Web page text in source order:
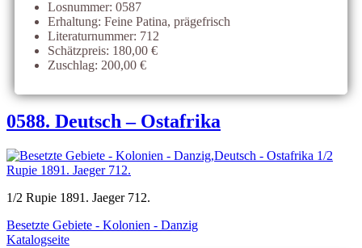
Losnummer: 0587
Erhaltung: Feine Patina, prägefrisch
Literaturnummer: 712
Schätzpreis: 180,00 €
Zuschlag: 200,00 €
0588. Deutsch – Ostafrika
1/2 Rupie 1891. Jaeger 712.
Besetzte Gebiete - Kolonien - Danzig
Katalogseite